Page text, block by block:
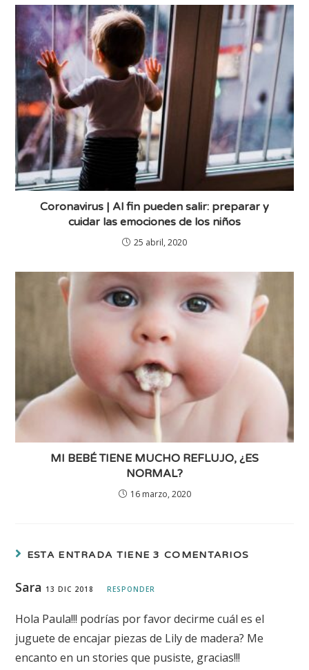
Coronavirus | Al fin pueden salir: preparar y
cuidar las emociones de los niños
25 abril, 2020
MI BEBÉ TIENE MUCHO REFLUJO, ¿ES
NORMAL?
16 marzo, 2020
ESTA ENTRADA TIENE 3 COMENTARIOS
Sara 13 DIC 2018 RESPONDER
Hola Paula!!! podrías por favor decirme cuál es el
juguete de encajar piezas de Lily de madera? Me
encanto en un stories que pusiste, gracias!!!